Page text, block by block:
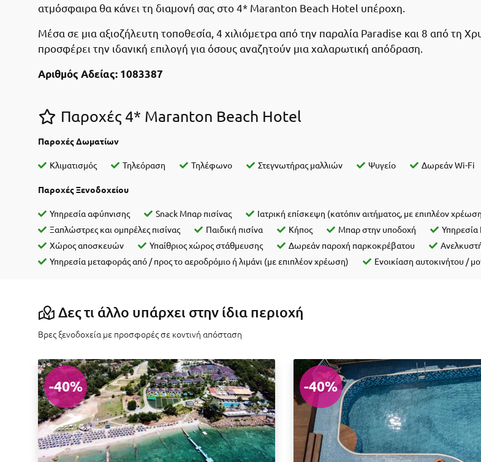
ατμόσφαιρα θα κάνει τη διαμονή σας στο 4* Maranton Beach Hotel υπέροχη.
Μέσα σε μια αξιοζήλευτη τοποθεσία, 4 χιλιόμετρα από την παραλία Paradise και 8 από τη
προσφέρει την ιδανική επιλογή για όσους αναζητούν μια χαλαρωτική απόδραση.
Αριθμός Αδείας: 1083387
Παροχές 4* Maranton Beach Hotel
Παροχές Δωματίων
Κλιματισμός Τηλεόραση Τηλέφωνο Στεγνωτήρας μαλλιών Ψυγείο Δωρεάν Wi-Fi
Παροχές Ξενοδοχείου
Υπηρεσία αφύπνισης Snack Μπαρ πισίνας Ιατρική επίσκεψη (κατόπιν αιτήματος, με επιπλέον
Ξαπλώστρες και ομπρέλες πισίνας
Παιδική πισίνα Κήπος Μπαρ στην υποδοχή Υπηρεσία
Χώρος αποσκευών
Υπαίθριος χώρος στάθμευσης Δωρεάν παροχή παρκοκρέβατου
Υπηρεσία μεταφοράς από / προς το αεροδρόμιο ή λιμάνι (με επιπλέον χρέωση)
Ενοικίαση αυτοκινήτου /
Δες τι άλλο υπάρχει στην ίδια περιοχή
Βρες ξενοδοχεία με προσφορές σε κοντινή απόσταση
-40% -40%